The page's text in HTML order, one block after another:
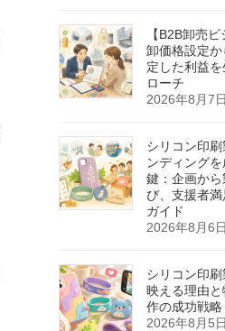
【B2B卸売
卸価格設定
定した利益
ローチ
2026年8月7日
シリコン印
ンディング
鍵：企画か
び、支援者
ガイド
2026年8月6日
シリコン印
映える理由
作の成功戦略
2026年8月5日